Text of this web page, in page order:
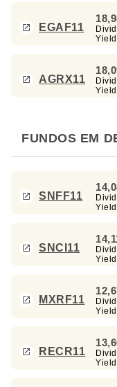
EGAF11
Yield
AGRX11
Yield
FUNDOS EM
SNFF11
Yield
SNCI11
Yield
MXRF11
Yield
RECR11
Yield